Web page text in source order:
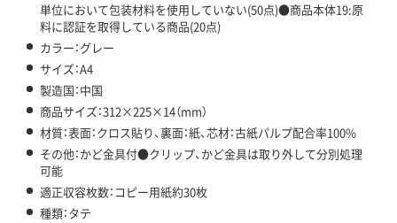
単位において包装材料を使用していない(50点)●商品本体19:原
料に認証を取得している商品(20点)
カラー：グレー
サイズ：A4
製造国：中国
商品サイズ：312×225×14（mm）
材質：表面：クロス貼り、裏面：紙、芯材：古紙パルプ配合率100%
その他：かど金具付●クリップ、かど金具は取り外して分別処理
可能
適正収容枚数：コピー用紙約30枚
種類：タテ